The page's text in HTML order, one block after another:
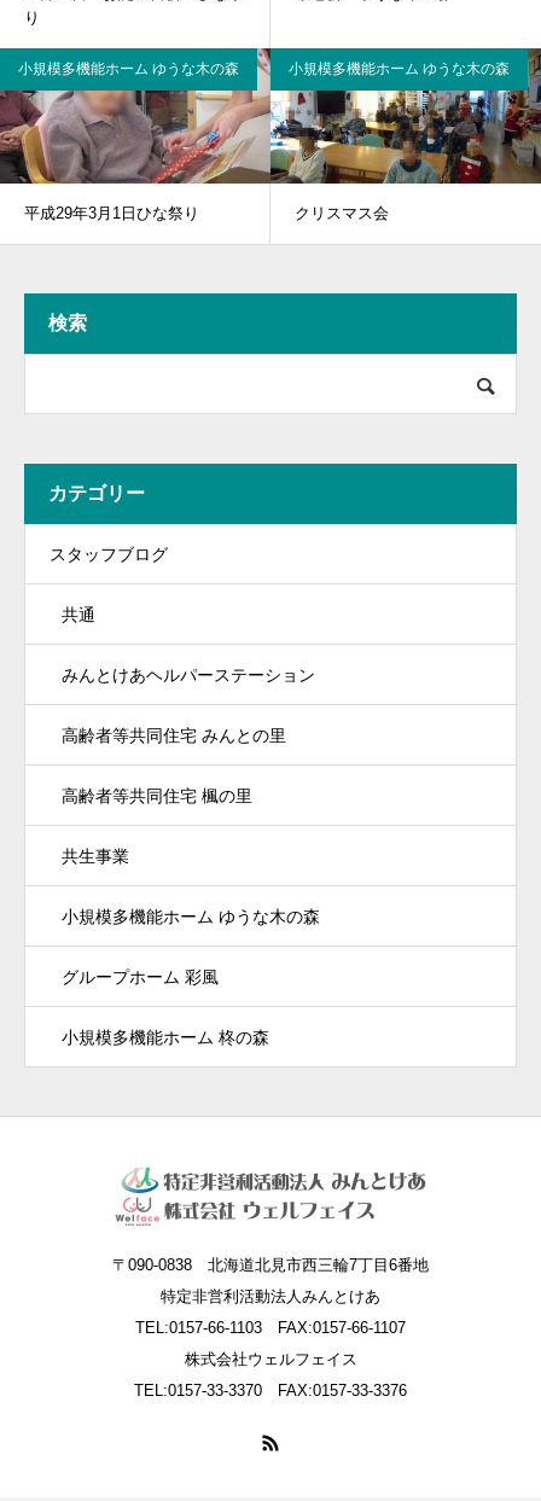
り
小規模多機能ホーム ゆうな木の森
平成29年3月1日ひな祭り
小規模多機能ホーム ゆうな木の森
クリスマス会
検索
カテゴリー
スタッフブログ
共通
みんとけあヘルパーステーション
高齢者等共同住宅 みんとの里
高齢者等共同住宅 楓の里
共生事業
小規模多機能ホーム ゆうな木の森
グループホーム 彩風
小規模多機能ホーム 柊の森
〒090-0838 北海道北見市西三輪7丁目6番地
特定非営利活動法人みんとけあ
TEL:0157-66-1103 FAX:0157-66-1107
株式会社ウェルフェイス
TEL:0157-33-3370 FAX:0157-33-3376